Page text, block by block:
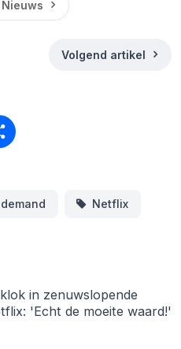
Volgend artikel
Netflix
in zenuwslopende
'Echt de moeite waard!'